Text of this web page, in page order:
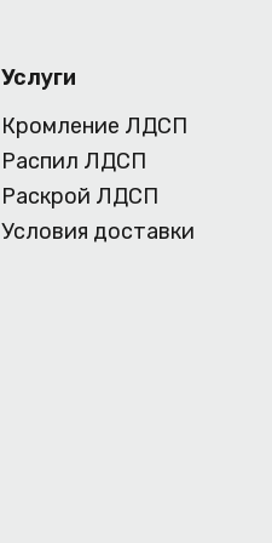
Услуги
Кромление ЛДСП
Распил ЛДСП
Раскрой ЛДСП
Условия доставки